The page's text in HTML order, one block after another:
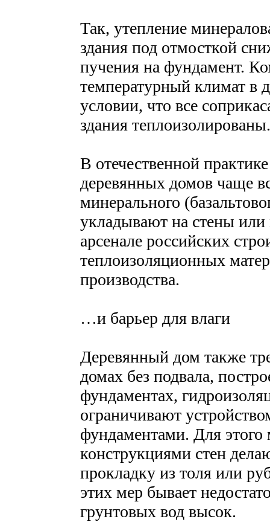
Так, утепление
здания под отмосткой
пучения на фундамент.
температурный климат в
условии, что все
здания теплоизолированы.
В отечественной
деревянных домов чаще
минерального
укладывают на стены
арсенале российских
теплоизоляционных
производства.
…и барьер для влаги
Деревянный дом также
домах без подвала,
фундаментах,
ограничивают
фундаментами. Для
конструкциями стен
прокладку из толя или
этих мер бывает
грунтовых вод высок.